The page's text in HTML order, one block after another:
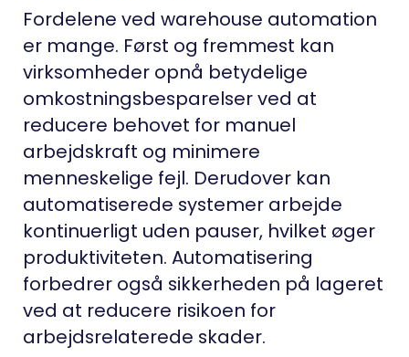
Fordelene ved warehouse automation
er mange. Først og fremmest kan
virksomheder opnå betydelige
omkostningsbesparelser ved at
reducere behovet for manuel
arbejdskraft og minimere
menneskelige fejl. Derudover kan
automatiserede systemer arbejde
kontinuerligt uden pauser, hvilket øger
produktiviteten. Automatisering
forbedrer også sikkerheden på lageret
ved at reducere risikoen for
arbejdsrelaterede skader.